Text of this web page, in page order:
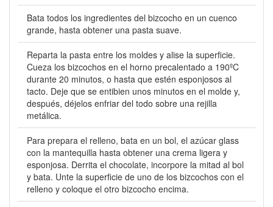
Bata todos los ingredientes del bizcocho en un cuenco
grande, hasta obtener una pasta suave.
Reparta la pasta entre los moldes y alise la superficie.
Cueza los bizcochos en el horno precalentado a 190ºC
durante 20 minutos, o hasta que estén esponjosos al
tacto. Deje que se entibien unos minutos en el molde y,
después, déjelos enfriar del todo sobre una rejilla
metálica.
Para prepara el relleno, bata en un bol, el azúcar glass
con la mantequilla hasta obtener una crema ligera y
esponjosa. Derrita el chocolate, incorpore la mitad al bol
y bata. Unte la superficie de uno de los bizcochos con el
relleno y coloque el otro bizcocho encima.